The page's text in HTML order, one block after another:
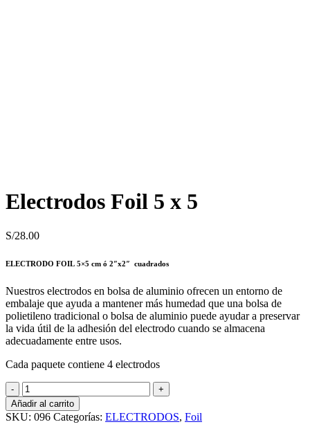
Electrodos Foil 5 x 5
S/28.00
ELECTRODO FOIL 5×5 cm ó 2″x2″ cuadrados
Nuestros electrodos en bolsa de aluminio ofrecen un entorno de
embalaje que ayuda a mantener más humedad que una bolsa de
polietileno tradicional o bolsa de aluminio puede ayudar a preservar
la vida útil de la adhesión del electrodo cuando se almacena
adecuadamente entre usos.
Cada paquete contiene 4 electrodos
Electrodos
Foil
5
x
Añadir al carrito
SKU: 096 Categorías: ELECTRODOS, Foil